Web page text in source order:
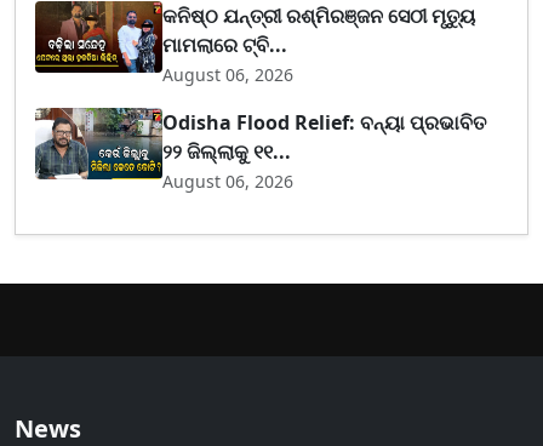
କନିଷ୍ଠ ଯନ୍ତ୍ରୀ ରଶ୍ମିରଞ୍ଜନ ସେଠୀ ମୃତ୍ୟୁ
ମାମଲାରେ ଟ୍ବି...
August 06, 2026
Odisha Flood Relief: ବନ୍ୟା ପ୍ରଭାବିତ
୨୨ ଜିଲ୍ଲାକୁ ୧୧...
August 06, 2026
News